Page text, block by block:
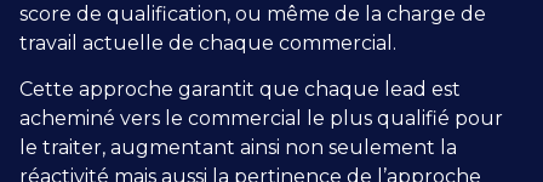
score de qualification, ou même de la charge de
travail actuelle de chaque commercial.
Cette approche garantit que chaque lead est
acheminé vers le commercial le plus qualifié pour
le traiter, augmentant ainsi non seulement la
réactivité mais aussi la pertinence de l’approche